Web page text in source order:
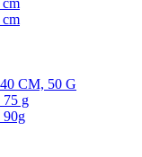
CM, 50 G
75 g
90g